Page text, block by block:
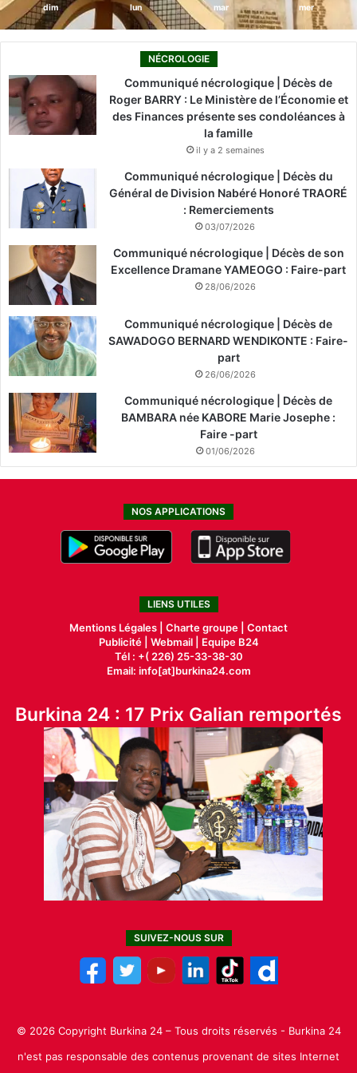
dim lun mar mer
NÉCROLOGIE
Communiqué nécrologique | Décès de
Roger BARRY : Le Ministère de l’Économie et
des Finances présente ses condoléances à
la famille
il y a 2 semaines
Communiqué nécrologique | Décès du
Général de Division Nabéré Honoré TRAORÉ
: Remerciements
03/07/2026
Communiqué nécrologique | Décès de son
Excellence Dramane YAMEOGO : Faire-part
28/06/2026
Communiqué nécrologique | Décès de
SAWADOGO BERNARD WENDIKONTE : Faire-
part
26/06/2026
Communiqué nécrologique | Décès de
BAMBARA née KABORE Marie Josephe :
Faire -part
01/06/2026
NOS APPLICATIONS
LIENS UTILES
Mentions Légales | Charte groupe | Contact
Publicité| Webmail |
Equipe B24
Tél : +( 226) 25-33-38-30
Email: info[at]burkina24.com
Burkina 24 : 17 Prix Galian remportés
SUIVEZ-NOUS SUR
© 2026 Copyright Burkina 24 – Tous droits réservés - Burkina 24
n'est pas responsable des contenus provenant de sites Internet